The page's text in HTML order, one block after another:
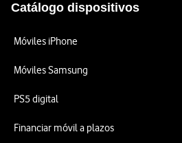
Catálogo dispositivos
Móviles iPhone
Móviles Samsung
PS5 digital
Financiar móvil a plazos